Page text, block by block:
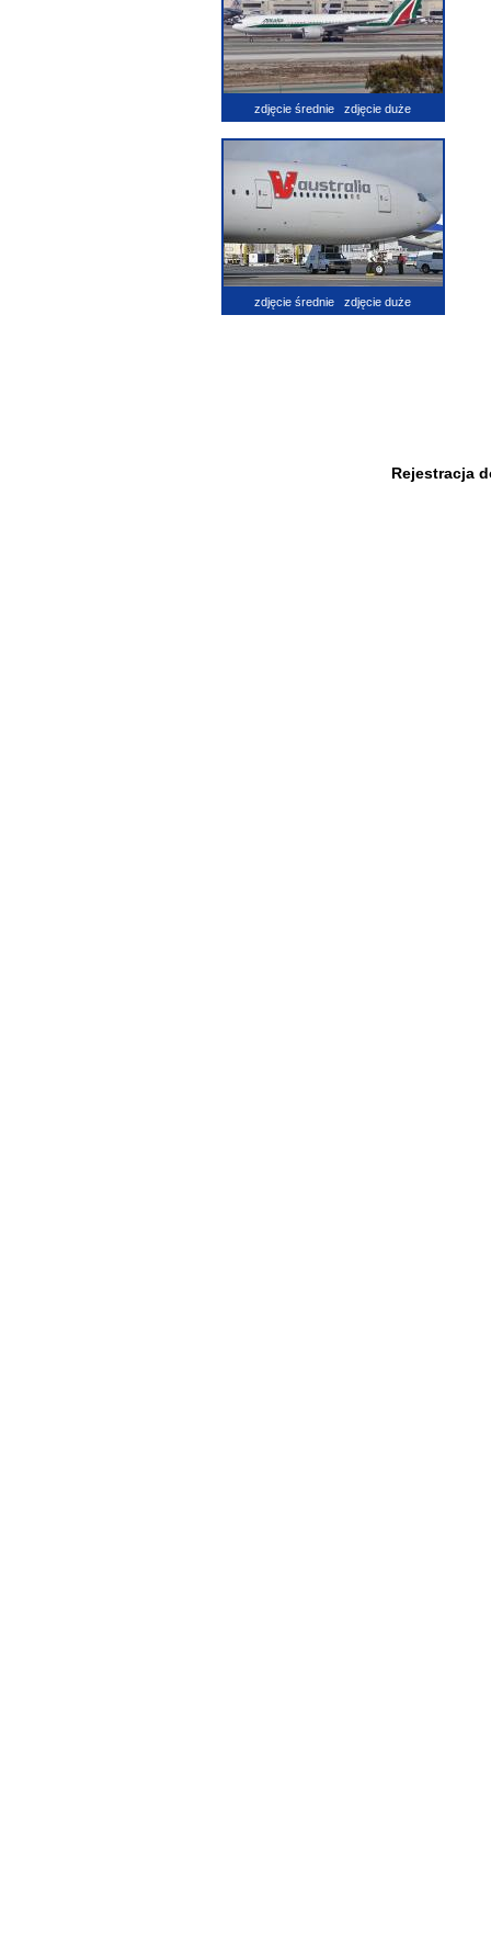
zdjęcie średnie zdjęcie duże
zdjęcie średnie zdjęcie duże
Rejestracja